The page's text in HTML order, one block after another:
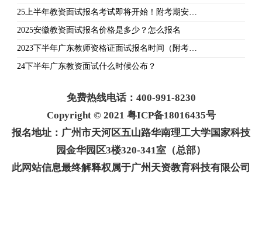
25上半年教资面试报名考试即将开始！附考期安…
2025安徽教资面试报名价格是多少？怎么报名
2023下半年广东教师资格证面试报名时间（附考…
24下半年广东教资面试什么时候公布？
免费热线电话：400-991-8230
Copyright © 2021 粤ICP备18016435号
报名地址：广州市天河区五山路华南理工大学国家科技
园金华园区3楼320-341室（总部）
此网站信息最终解释权属于广州天资教育科技有限公司